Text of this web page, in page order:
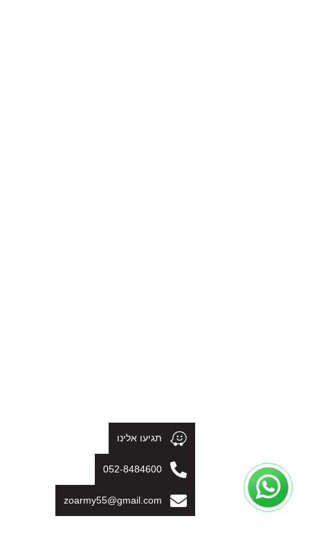
תגיעו אלינו
052-8484600
zoarmy55@gmail.com